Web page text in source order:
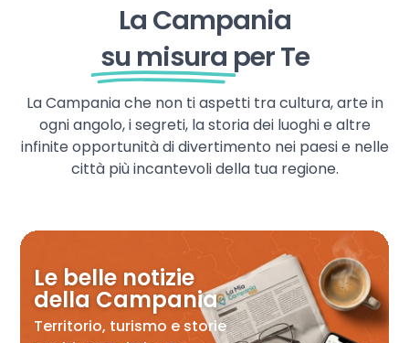
La Campania
su misura per Te
La Campania che non ti aspetti tra cultura, arte in
ogni angolo, i segreti, la storia dei luoghi e altre
infinite opportunità di divertimento nei paesi e nelle
città più incantevoli della tua regione.
Le belle notizie
della Campania
Territorio, turismo e storie